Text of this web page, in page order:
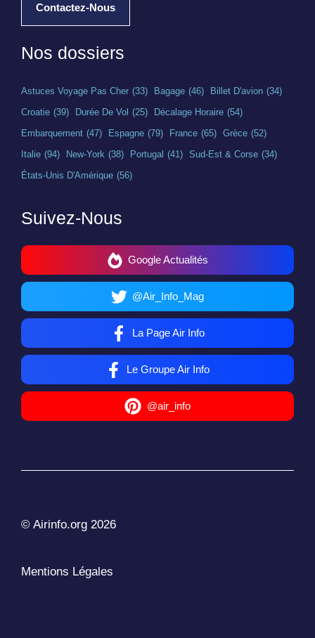
Contactez-Nous
Nos dossiers
Astuces Voyage Pas Cher (33) Bagage (46) Billet D'avion (34)
Croatie (39) Durée De Vol (25) Décalage Horaire (54)
Embarquement (47) Espagne (79) France (65) Grèce (52)
Italie (94) New-York (38) Portugal (41) Sud-Est & Corse (34)
États-Unis D'Amérique (56)
Suivez-Nous
Google Actualités
@Air_Info_Mag
La Page Air Info
Le Groupe Air Info
@air_info
© Airinfo.org 2026
Mentions Légales